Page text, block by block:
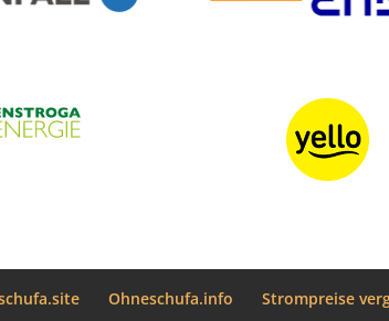
Ohneschufa.info Strompreise